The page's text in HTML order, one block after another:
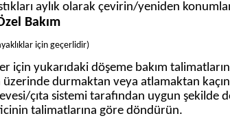
aylık olarak çevirin/yeniden
Bakım
için geçerlidir)
için yukarıdaki döşeme bakım
üzerinde durmaktan veya atlamaktan
çıta sistemi tarafından uygun
talimatlarına göre döndürün.